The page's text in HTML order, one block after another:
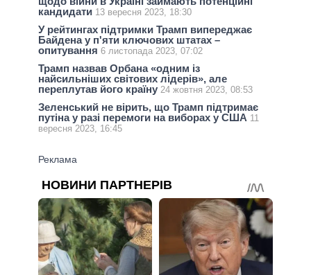
кандидати 13 вересня 2023, 18:30
У рейтингах підтримки Трамп випереджає
Байдена у п'яти ключових штатах –
опитування 6 листопада 2023, 07:02
Трамп назвав Орбана «одним із
найсильніших світових лідерів», але
переплутав його країну 24 жовтня 2023, 08:53
Зеленський не вірить, що Трамп підтримає
путіна у разі перемоги на виборах у США 11
вересня 2023, 16:45